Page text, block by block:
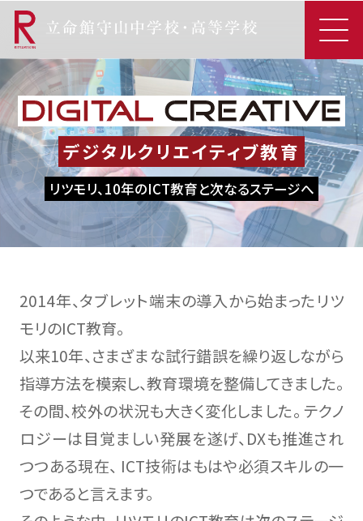
デジタルクリエイティブ教育
リツモリ、10年のICT教育と次なるステージへ
2014年、タブレット端末の導入から始まったリツ
モリのICT教育。
以来10年、さまざまな試行錯誤を繰り返しながら
指導方法を模索し、教育環境を整備してきました。
その間、校外の状況も大きく変化しました。 テクノ
ロジーは目覚ましい発展を遂げ、DXも推進され
つつある現在、 ICT技術はもはや必須スキルの一
つであると言えます。